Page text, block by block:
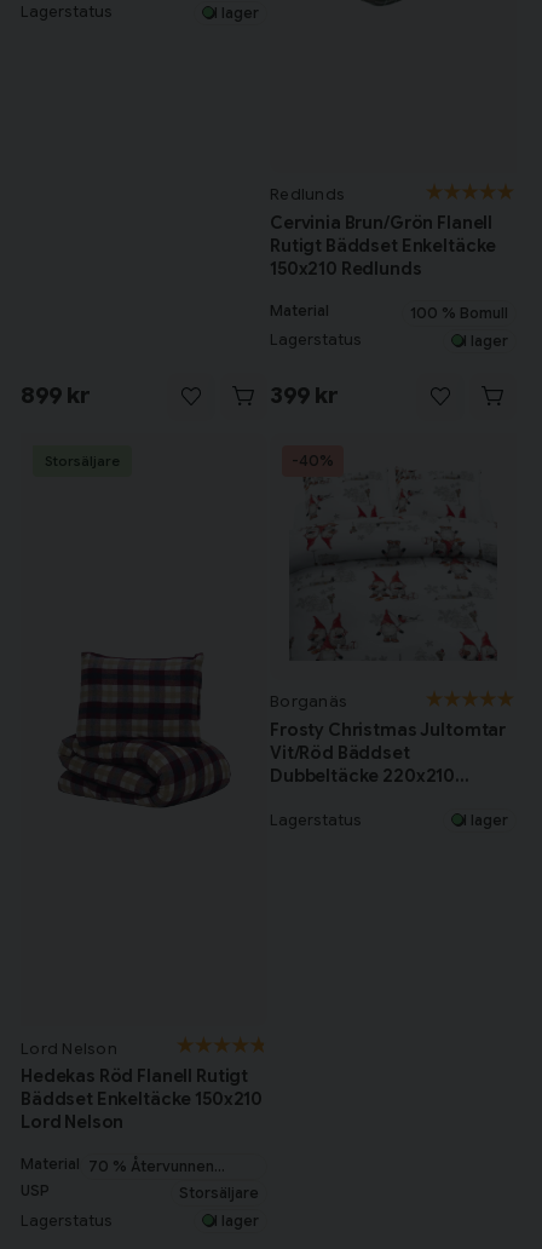
Lagerstatus I lager
899 kr
Redlunds
Cervinia Brun/Grön Flanell
Rutigt Bäddset Enkeltäcke
150x210 Redlunds
Material 100 % Bomull
Lagerstatus I lager
399 kr
Lord Nelson
Hedekas Röd Flanell Rutigt
Bäddset Enkeltäcke 150x210
Lord Nelson
Material 70 % Återvunnen
USP Storsäljare
Lagerstatus I lager
Storsäljare
Borganäs
Frosty Christmas Jultomtar
Vit/Röd Bäddset
Dubbeltäcke 220x210
Lagerstatus I lager
-40%